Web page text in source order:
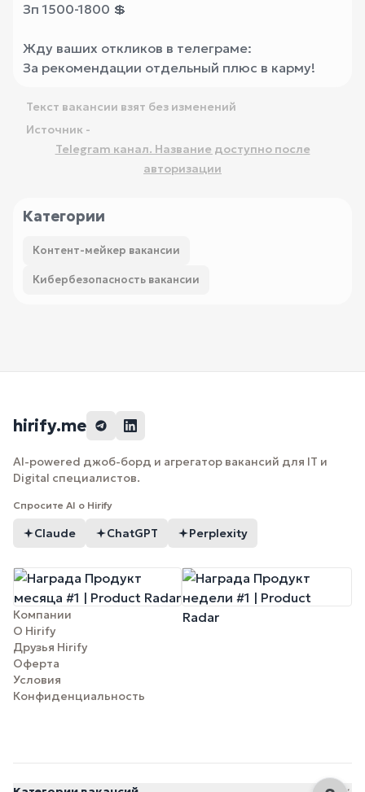
Зп 1500-1800 💲
Жду ваших откликов в телеграме:
За рекомендации отдельный плюс в карму!
Текст вакансии взят без изменений
Источник -
Telegram канал. Название доступно после
авторизации
Категории
Контент-мейкер вакансии
Кибербезопасность вакансии
hirify.me
AI-powered джоб-борд и агрегатор вакансий для IT и
Digital специалистов.
Спросите AI о Hirify
Claude ChatGPT Perplexity
Компании
О Hirify
Друзья Hirify
Оферта
Условия
Конфиденциальность